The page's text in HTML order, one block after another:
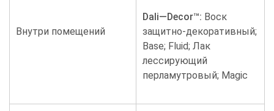
Внутри помещений
Dali—Decor™: Воск
защитно-декоративный;
Base; Fluid; Лак
лессирующий
перламутровый; Magic